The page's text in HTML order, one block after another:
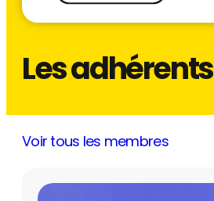
Les adhérents
Voir tous les membres